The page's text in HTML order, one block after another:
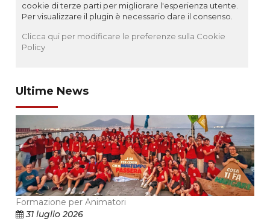
cookie di terze parti per migliorare l'esperienza utente.
Per visualizzare il plugin è necessario dare il consenso.
Clicca qui per modificare le preferenze sulla Cookie
Policy
Ultime News
Formazione per Animatori
31 luglio 2026